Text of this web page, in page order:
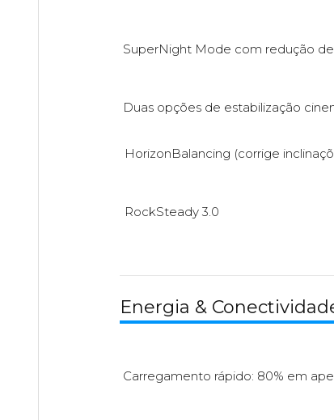
SuperNight Mode com redução
Duas opções de estabilização
HorizonBalancing (corrige
RockSteady 3.0
Energia &
Carregamento rápido: 80% em